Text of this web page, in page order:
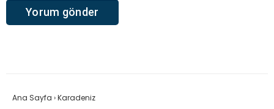
Ana Sayfa ›Karadeniz